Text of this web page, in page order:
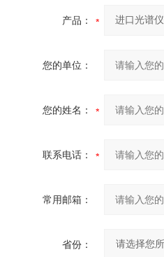
产品：
您的单位：
您的姓名：
联系电话：
常用邮箱：
省份：